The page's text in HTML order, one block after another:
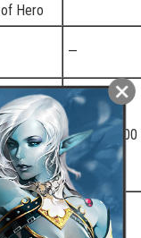
Hero
—
Circlet
или +8
Circlet
125,000,000
—